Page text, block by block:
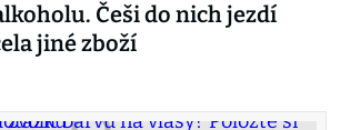
Češi do nich jezdí
jiné zboží